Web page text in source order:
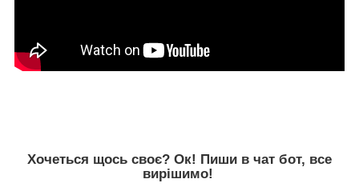
Хочеться щось своє? Ок! Пиши в чат бот, все
вирішимо!